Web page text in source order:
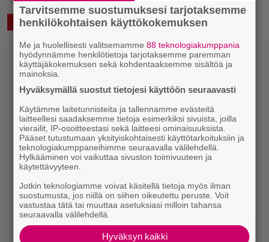
KUVAA 27.5.2022 12:03 Saku Schildt
Tarvitsemme suostumuksesi tarjotaksemme
henkilökohtaisen käyttökokemuksen
Me ja huolellisesti valitsemamme88 teknologiakumppania
hyödynnämme henkilötietoja tarjotaksemme paremman
käyttäjäkokemuksen sekä kohdentaaksemme sisältöä ja
mainoksia.
Hyväksymällä suostut tietojesi käyttöön seuraavasti
Käytämme laitetunnisteita ja tallennamme evästeitä
laitteellesi saadaksemme tietoja esimerkiksi sivuista, joilla
vierailit, IP-osoitteestasi sekä laitteesi ominaisuuksista.
Pääset tutustumaan yksityiskohtaisesti käyttötarkoituksiin ja
teknologiakumppaneihimme seuraavalla välilehdellä.
Hylkääminen voi vaikuttaa sivuston toimivuuteen ja
käytettävyyteen.
Jotkin teknologiamme voivat käsitellä tietoja myös ilman
suostumusta, jos niillä on siihen oikeutettu peruste. Voit
vastustaa tätä tai muuttaa asetuksiasi milloin tahansa
seuraavalla välilehdellä.
Hyväksyn kaikki